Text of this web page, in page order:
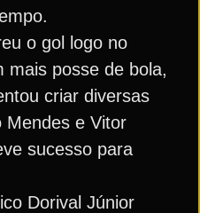
o gol logo no
mais posse de bola,
criar diversas
Mendes e Vitor
sucesso para
Dorival Júnior